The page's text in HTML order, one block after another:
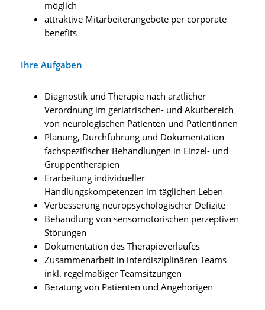
möglich
attraktive Mitarbeiterangebote per corporate
benefits
Ihre Aufgaben
Diagnostik und Therapie nach ärztlicher
Verordnung im geriatrischen- und Akutbereich
von neurologischen Patienten und Patientinnen
Planung, Durchführung und Dokumentation
fachspezifischer Behandlungen in Einzel- und
Gruppentherapien
Erarbeitung individueller
Handlungskompetenzen im täglichen Leben
Verbesserung neuropsychologischer Defizite
Behandlung von sensomotorischen perzeptiven
Störungen
Dokumentation des Therapieverlaufes
Zusammenarbeit in interdisziplinären Teams
inkl. regelmäßiger Teamsitzungen
Beratung von Patienten und Angehörigen